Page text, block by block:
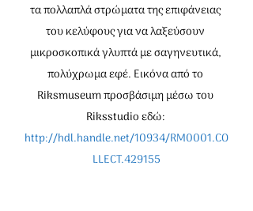
τα πολλαπλά στρώματα της επιφάνειας
του κελύφους για να λαξεύσουν
μικροσκοπικά γλυπτά με σαγηνευτικά,
πολύχρωμα εφέ. Εικόνα από το
Riksmuseum προσβάσιμη μέσω του
Riksstudio εδώ:
http://hdl.handle.net/10934/RM0001.CO
LLECT.429155